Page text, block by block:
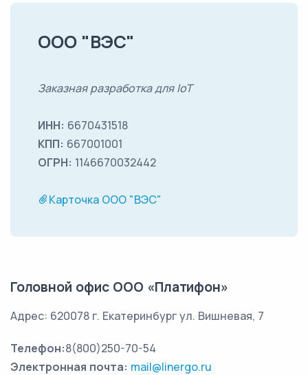
ООО "ВЭС"
Заказная разработка для IoT
ИНН: 6670431518
КПП: 667001001
ОГРН: 1146670032442
Карточка ООО "ВЭС"
Головной офис ООО «Платифон»
Адрес: 620078 г. Екатеринбургул. Вишневая, 7
Телефон:8(800)250-70-54
Электронная почта: mail@linergo.ru